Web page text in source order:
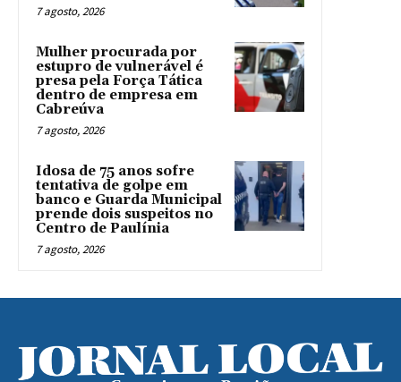
7 agosto, 2026
Mulher procurada por
estupro de vulnerável é
presa pela Força Tática
dentro de empresa em
Cabreúva
7 agosto, 2026
Idosa de 75 anos sofre
tentativa de golpe em
banco e Guarda Municipal
prende dois suspeitos no
Centro de Paulínia
7 agosto, 2026